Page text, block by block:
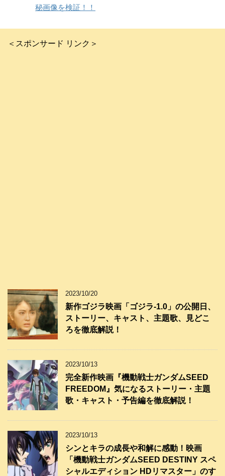
秘画像を検証！！
＜スポンサード リンク＞
2023/10/20
新作ゴジラ映画「ゴジラ-1.0」の公開日、
ストーリー、キャスト、主題歌、見どこ
ろを徹底解説！
2023/10/13
完全新作映画『機動戦士ガンダムSEED
FREEDOM』気になるストーリー・主題
歌・キャスト・予告編を徹底解説！
2023/10/13
シンとキラの成長や和解に感動！映画
「機動戦士ガンダムSEED DESTINY スペ
シャルエディション HDリマスター」のす